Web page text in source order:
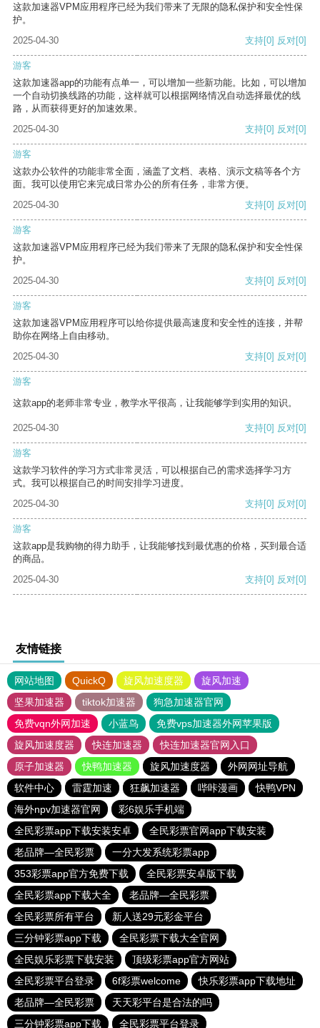
这款加速器VPM应用程序已经为我们带来了无限的隐私保护和安全性保
护。
2025-04-30
支持[0] 反对[0]
游客
这款加速器app的功能有点单一，可以增加一些新功能。比如，可以增加
一个自动切换线路的功能，这样就可以根据网络情况自动选择最优的线
路，从而获得更好的加速效果。
2025-04-30
支持[0] 反对[0]
游客
这款办公软件的功能非常全面，涵盖了文档、表格、演示文稿等各个方
面。我可以使用它来完成日常办公的所有任务，非常方便。
2025-04-30
支持[0] 反对[0]
游客
这款加速器VPM应用程序已经为我们带来了无限的隐私保护和安全性保
护。
2025-04-30
支持[0] 反对[0]
游客
这款加速器VPM应用程序可以给你提供最高速度和安全性的连接，并帮
助你在网络上自由移动。
2025-04-30
支持[0] 反对[0]
游客
这款app的老师非常专业，教学水平很高，让我能够学到实用的知识。
2025-04-30 支持[0] 反对[0]
游客
这款学习软件的学习方式非常灵活，可以根据自己的需求选择学习方
式。我可以根据自己的时间安排学习进度。
2025-04-30
支持[0] 反对[0]
游客
这款app是我购物的得力助手，让我能够找到最优惠的价格，买到最合适
的商品。
2025-04-30
支持[0] 反对[0]
友情链接
网站地图 QuickQ 旋风加速度器
旋风加速
坚果加速器
tiktok加速器
狗急加速器官网
免费vqn外网加速
小蓝鸟
免费vps加速器外网苹果版
旋风加速度器
快连加速器
快连加速器官网入口
原子加速器
快鸭加速器 旋风加速度器
外网网址导航
软件中心
雷霆加速 狂飙加速器 哔咔漫画
快鸭VPN
海外npv加速器官网
彩6娱乐手机端
全民彩票app下载安装安卓
全民彩票官网app下载安装
老品牌—全民彩票
一分大发系统彩票app
353彩票app官方免费下载
全民彩票安卓版下载
全民彩票app下载大全
老品牌—全民彩票
全民彩票所有平台
新人送29元彩金平台
三分钟彩票app下载
全民彩票下载大全官网
全民娱乐彩票下载安装
顶级彩票app官方网站
全民彩票平台登录
6f彩票welcome
快乐彩票app下载地址
老品牌—全民彩票
天天彩平台是合法的吗
三分钟彩票app下载
全民彩票平台登录